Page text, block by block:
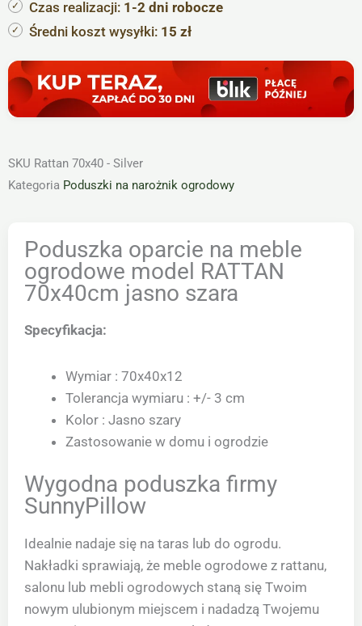
RATTAN
70x40cm
szara
Czas realizacji: 1-2 dni robocze
Średni koszt wysyłki: 15 zł
SKU Rattan 70x40 - Silver
Kategoria Poduszki na narożnik ogrodowy
Poduszka oparcie na meble
ogrodowe model RATTAN
70x40cm jasno szara
Specyfikacja:
Wymiar : 70x40x12
Tolerancja wymiaru : +/- 3 cm
Kolor : Jasno szary
Zastosowanie w domu i ogrodzie
Wygodna poduszka firmy
SunnyPillow
Idealnie nadaje się na taras lub do ogrodu.
Nakładki sprawiają, że meble ogrodowe z rattanu,
salonu lub mebli ogrodowych staną się Twoim
nowym ulubionym miejscem i nadadzą Twojemu